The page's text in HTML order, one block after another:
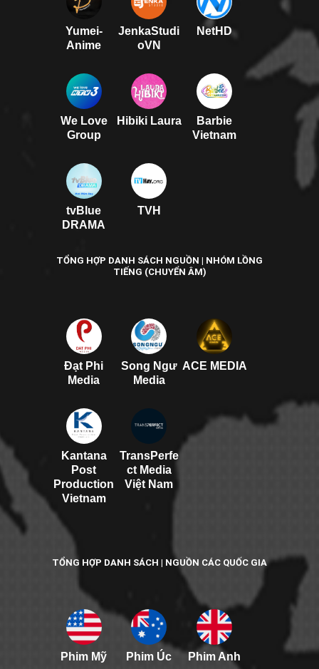
Yumei-
Anime
JenkaStudi
oVN
NetHD
We Love
Group
Hibiki Laura
Barbie
Vietnam
tvBlue
DRAMA
TVH
TỔNG HỢP DANH SÁCH NGUỒN | NHÓM LỒNG
TIẾNG (CHUYỂN ÂM)
Đạt Phi
Media
Song Ngư
Media
ACE MEDIA
Kantana
Post
Production
Vietnam
TransPerfe
ct Media
Việt Nam
TỔNG HỢP DANH SÁCH | NGUỒN CÁC QUỐC GIA
Phim Mỹ Phim Úc Phim Anh